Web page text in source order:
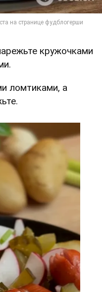
кружочками
ломтиками, а